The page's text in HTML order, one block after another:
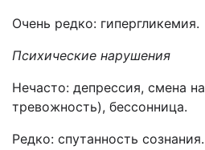
Очень редко: гипергликемия.
Психические нарушения
Нечасто: депрессия, смена
тревожность), бессонница.
Редко: спутанность сознания.